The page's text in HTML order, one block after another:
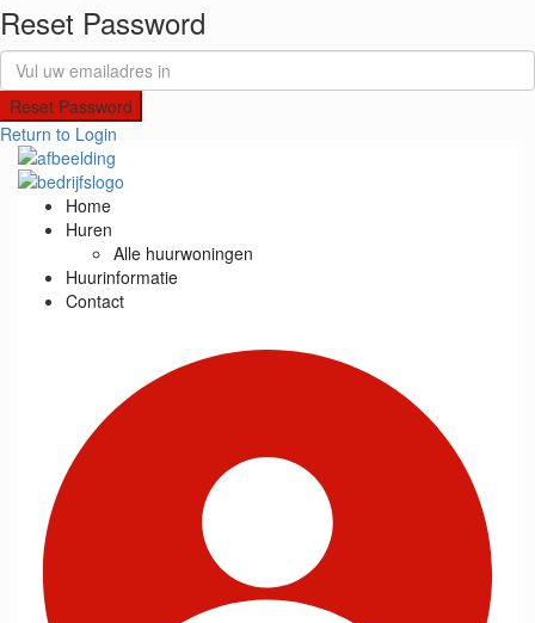
Reset Password
Reset Password
Return to Login
Home
Huren
Alle huurwoningen
Huurinformatie
Contact